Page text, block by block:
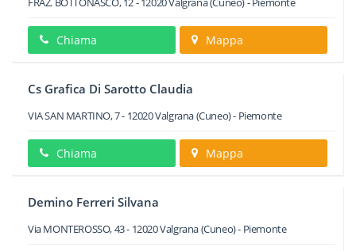
Chiama Mappa
Cs Grafica Di Sarotto Claudia
VIA SAN MARTINO, 7- 12020Valgrana(Cuneo) - Piemonte
Chiama Mappa
Demino Ferreri Silvana
Via MONTEROSSO, 43- 12020Valgrana(Cuneo) - Piemonte